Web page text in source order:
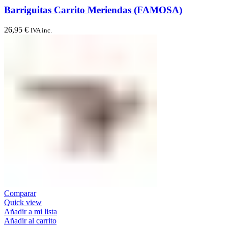
Barriguitas Carrito Meriendas (FAMOSA)
26,95 € IVA inc.
Comparar
Quick view
Añadir a mi lista
Añadir al carrito